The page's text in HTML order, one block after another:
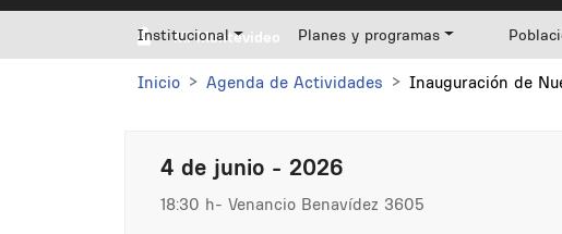
Mi Montevideo
Institucional Planes y programas
Inicio Agenda de Actividades Inauguración de
4 de junio - 2026
18:30 h Venancio Benavídez 3605